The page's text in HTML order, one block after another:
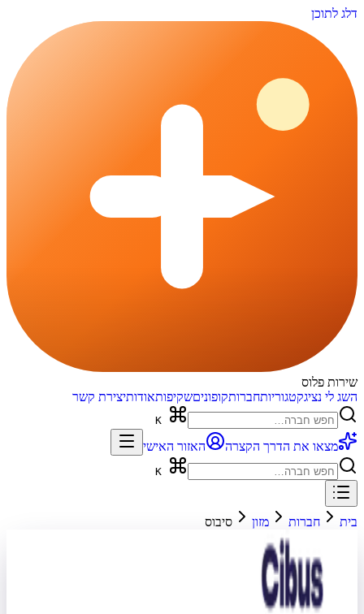
דלג לתוכן
שירות פלוס
השג לי נציגקטגוריותחברותקופוניםשקיפותאודותיצירת קשר
מצאו את הדרך הקצרה האזור האישי
בית חברות מזון סיבוס